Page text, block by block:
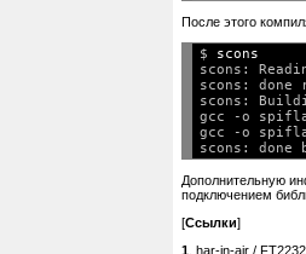
После этого
$ scons
scons:
scons: done
scons:
gcc -o
gcc -o
Дополнительную
подключением
[Ссылки]
1. har-in-air /